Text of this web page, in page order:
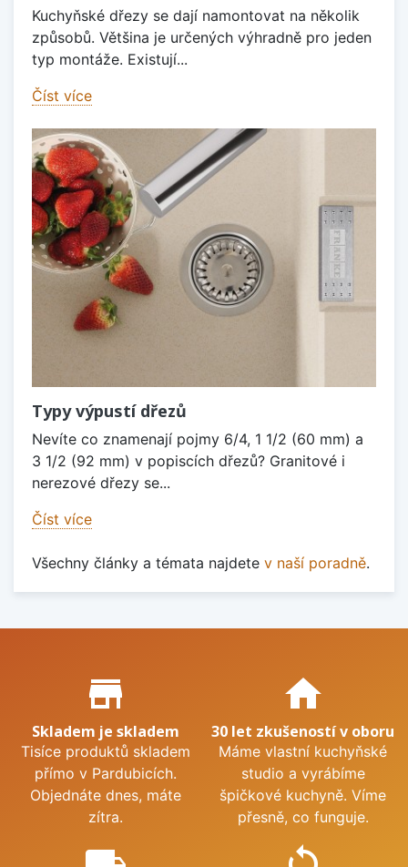
Kuchyňské dřezy se dají namontovat na několik
způsobů. Většina je určených výhradně pro jeden
typ montáže. Existují...
Číst více
Typy výpustí dřezů
Nevíte co znamenají pojmy 6/4, 1 1/2 (60 mm) a
3 1/2 (92 mm) v popiscích dřezů? Granitové i
nerezové dřezy se...
Číst více
Všechny články a témata najdete v naší poradně.
Proč nakupovat u nás?
store_mall_directory
Skladem je skladem
Tisíce produktů skladem
přímo v Pardubicích.
Objednáte dnes, máte
zítra.
home
30 let zkušeností v oboru
Máme vlastní kuchyňské
studio a vyrábíme
špičkové kuchyně. Víme
přesně, co funguje.